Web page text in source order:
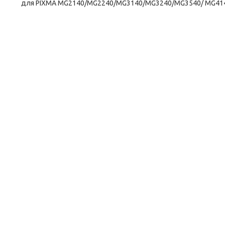
для PIXMA MG2140/MG2240/MG3140/MG3240/MG3540/